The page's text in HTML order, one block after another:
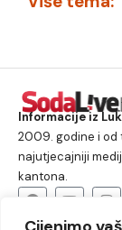
Informacije iz
2009. godine i od
najutjecajniji
kantona.